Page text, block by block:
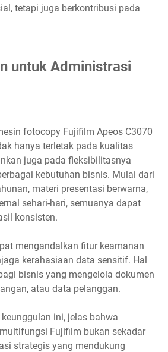
tetapi juga berkontribusi pada
untuk Administrasi
fotocopy Fujifilm Apeos C3070
hanya terletak pada kualitas
juga pada fleksibilitasnya
kebutuhan bisnis. Mulai dari
materi presentasi berwarna,
sehari-hari, semuanya dapat
konsisten.
mengandalkan fitur keamanan
kerahasiaan data sensitif. Hal
bisnis yang mengelola dokumen
atau data pelanggan.
ini, jelas bahwa
Fujifilm bukan sekadar
strategis yang mendukung